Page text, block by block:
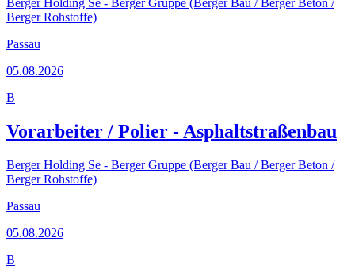
Berger Holding Se - Berger Gruppe (Berger Bau / Berger Beton /
Berger Rohstoffe)
Passau
05.08.2026
B
Vorarbeiter / Polier - Asphaltstraßenbau
Berger Holding Se - Berger Gruppe (Berger Bau / Berger Beton /
Berger Rohstoffe)
Passau
05.08.2026
B